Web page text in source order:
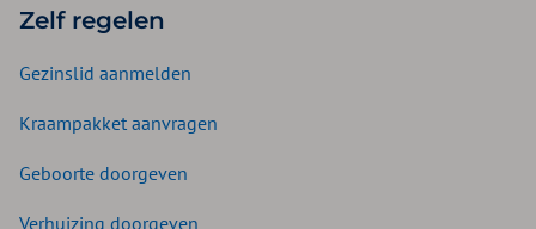
Zelf regelen
Gezinslid aanmelden
Kraampakket aanvragen
Geboorte doorgeven
Verhuizing doorgeven